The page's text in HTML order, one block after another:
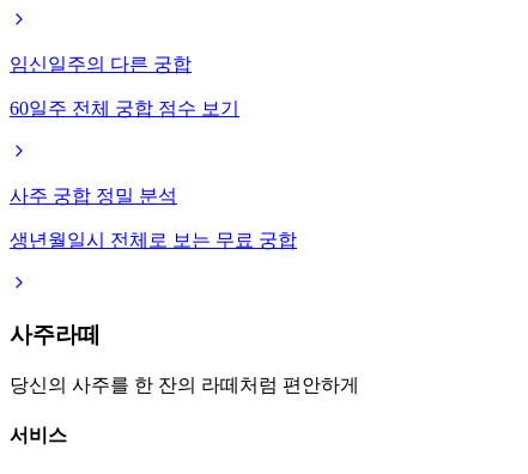
임신일주의 다른 궁합
60일주 전체 궁합 점수 보기
사주 궁합 정밀 분석
생년월일시 전체로 보는 무료 궁합
사주라떼
당신의 사주를 한 잔의 라떼처럼 편안하게
서비스